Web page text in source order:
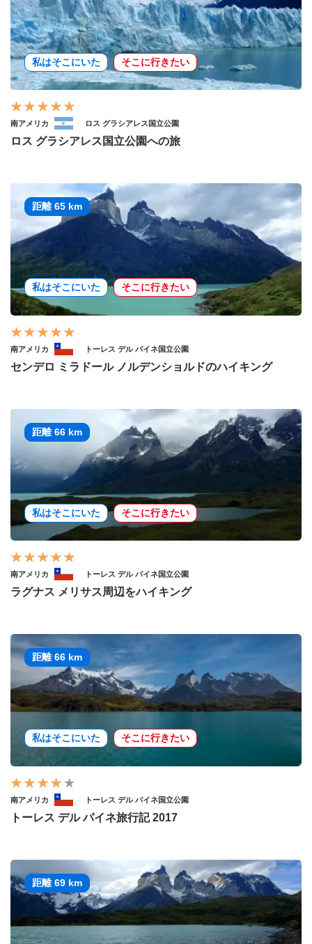
私はそこにいた そこに行きたい
南アメリカ ロス グラシアレス国立公園
ロス グラシアレス国立公園への旅
距離 65 km
私はそこにいた そこに行きたい
南アメリカ トーレス デル パイネ国立公園
センデロ ミラドール ノルデンショルドのハイキング
距離 66 km
私はそこにいた そこに行きたい
南アメリカ トーレス デル パイネ国立公園
ラグナス メリサス周辺をハイキング
距離 66 km
私はそこにいた そこに行きたい
南アメリカ トーレス デル パイネ国立公園
トーレス デル パイネ旅行記 2017
距離 69 km